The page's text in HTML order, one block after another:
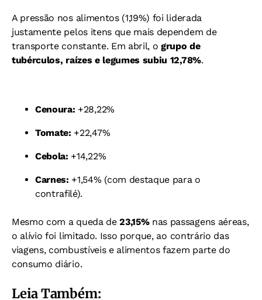
A pressão nos alimentos (1,19%) foi liderada
justamente pelos itens que mais dependem de
transporte constante. Em abril, ogrupo de
tubérculos, raízes e legumes subiu 12,78%.
Cenoura: +28,22%
Tomate: +22,47%
Cebola: +14,22%
Carnes: +1,54% (com destaque para o
contrafilé).
Mesmo com a queda de23,15%nas passagens aéreas,
o alívio foi limitado. Isso porque, ao contrário das
viagens, combustíveis e alimentos fazem parte do
consumo diário.
Leia Também: